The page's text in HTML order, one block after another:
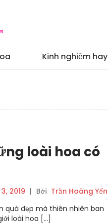
Kinh nghiệm hay
loài hoa có
2019 | Bởi Trần Hoàng Yến
quà đẹp mà thiên nhiên ban
loài hoa […]